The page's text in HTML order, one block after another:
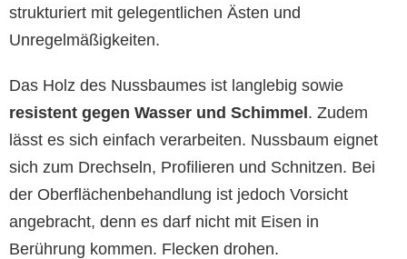
strukturiert mit gelegentlichen Ästen und
Unregelmäßigkeiten.
Das Holz des Nussbaumes ist langlebig sowie
resistent gegen Wasser und Schimmel. Zudem
lässt es sich einfach verarbeiten. Nussbaum eignet
sich zum Drechseln, Profilieren und Schnitzen. Bei
der Oberflächenbehandlung ist jedoch Vorsicht
angebracht, denn es darf nicht mit Eisen in
Berührung kommen. Flecken drohen.